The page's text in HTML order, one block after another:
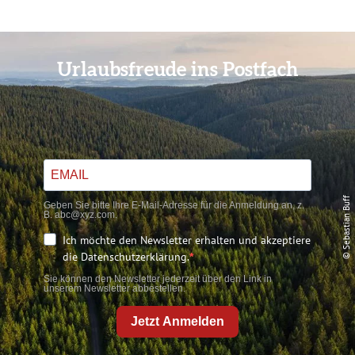
© Sebastian Buff
Urlaubsfreude ins Postfach
Geben Sie bitte Ihre E-Mail-Adresse für die Anmeldung an, z.
B. abc@xyz.com.
Ich möchte den Newsletter erhalten und akzeptiere
die Datenschutzerklärung.
Sie können den Newsletter jederzeit über den Link in
unserem Newsletter abbestellen.
Jetzt Anmelden